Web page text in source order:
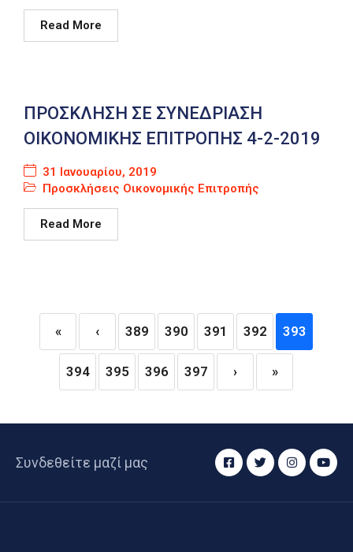
Read More
ΠΡΟΣΚΛΗΣΗ ΣΕ ΣΥΝΕΔΡΙΑΣΗ
ΟΙΚΟΝΟΜΙΚΗΣ ΕΠΙΤΡΟΠΗΣ 4-2-2019
31 Ιανουαρίου, 2019
Προσκλήσεις Οικονομικής Επιτροπής
Read More
« ‹ 389 390 391 392 393
394 395 396 397 › »
Συνδεθείτε μαζί μας